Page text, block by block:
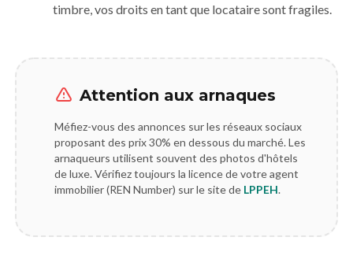
timbre, vos droits en tant que locataire sont fragiles.
Attention aux arnaques
Méfiez-vous des annonces sur les réseaux sociaux
proposant des prix 30% en dessous du marché. Les
arnaqueurs utilisent souvent des photos d'hôtels
de luxe. Vérifiez toujours la licence de votre agent
immobilier (REN Number) sur le site de LPPEH.